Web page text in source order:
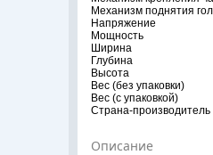
Механизм поднятия
Напряжение
Мощность
Ширина
Глубина
Высота
Вес (без упаковки)
Вес (с упаковкой)
Страна-производитель
Описание